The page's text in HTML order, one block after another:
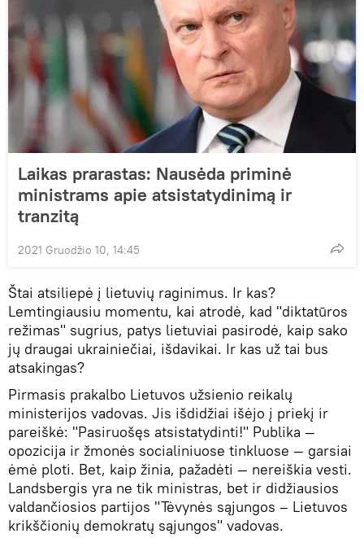
Laikas prarastas: Nausėda priminė
ministrams apie atsistatydinimą ir
tranzitą
2021 Gruodžio 10, 14:45
Štai atsiliepė į lietuvių raginimus. Ir kas?
Lemtingiausiu momentu, kai atrodė, kad "diktatūros
režimas" sugrius, patys lietuviai pasirodė, kaip sako
jų draugai ukrainiečiai, išdavikai. Ir kas už tai bus
atsakingas?
Pirmasis prakalbo Lietuvos užsienio reikalų
ministerijos vadovas. Jis išdidžiai išėjo į priekį ir
pareiškė: "Pasiruošęs atsistatydinti!" Publika —
opozicija ir žmonės socialiniuose tinkluose — garsiai
ėmė ploti. Bet, kaip žinia, pažadėti — nereiškia vesti.
Landsbergis yra ne tik ministras, bet ir didžiausios
valdančiosios partijos "Tėvynės sąjungos – Lietuvos
krikščionių demokratų sąjungos" vadovas.